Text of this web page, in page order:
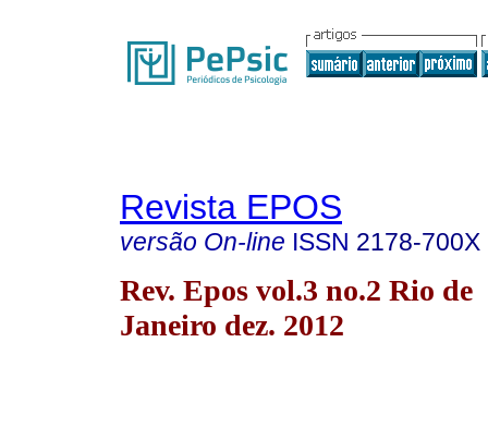
Revista EPOS
versão On-line ISSN 2178-700X
Rev. Epos vol.3 no.2 Rio de
Janeiro dez. 2012